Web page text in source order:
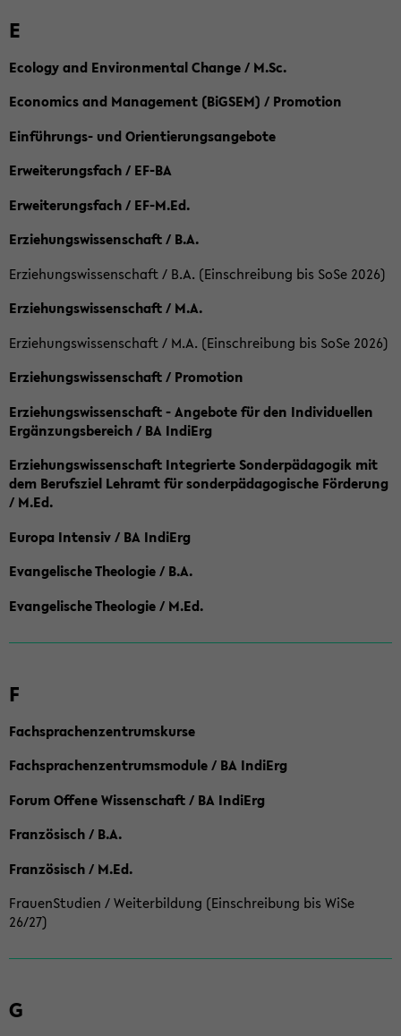
E
Ecology and Environmental Change / M.Sc.
Economics and Management (BiGSEM) / Promotion
Einführungs- und Orientierungsangebote
Erweiterungsfach / EF-BA
Erweiterungsfach / EF-M.Ed.
Erziehungswissenschaft / B.A.
Erziehungswissenschaft / B.A. (Einschreibung bis SoSe 2026)
Erziehungswissenschaft / M.A.
Erziehungswissenschaft / M.A. (Einschreibung bis SoSe 2026)
Erziehungswissenschaft / Promotion
Erziehungswissenschaft - Angebote für den Individuellen
Ergänzungsbereich / BA IndiErg
Erziehungswissenschaft Integrierte Sonderpädagogik mit
dem Berufsziel Lehramt für sonderpädagogische Förderung
/ M.Ed.
Europa Intensiv / BA IndiErg
Evangelische Theologie / B.A.
Evangelische Theologie / M.Ed.
F
Fachsprachenzentrumskurse
Fachsprachenzentrumsmodule / BA IndiErg
Forum Offene Wissenschaft / BA IndiErg
Französisch / B.A.
Französisch / M.Ed.
FrauenStudien / Weiterbildung (Einschreibung bis WiSe
26/27)
G